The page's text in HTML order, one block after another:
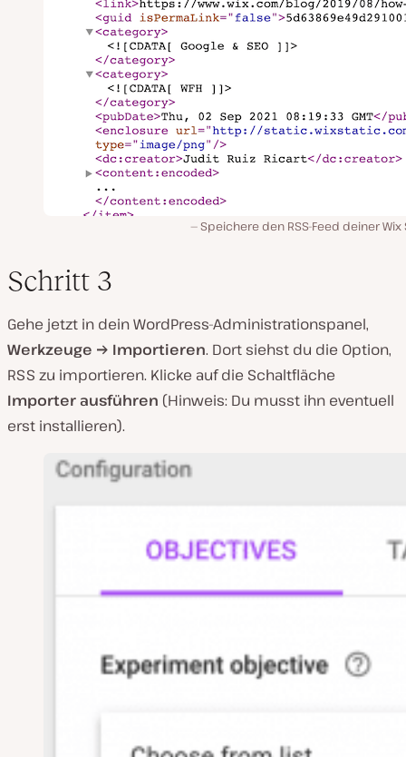
Speichere den RSS-Feed deiner Wix
Schritt 3
Gehe jetzt in dein WordPress-Administrationspanel,
Werkzeuge → Importieren. Dort siehst du die Option,
RSS zu importieren. Klicke auf die Schaltfläche
Importer ausführen (Hinweis: Du musst ihn eventuell
erst installieren).